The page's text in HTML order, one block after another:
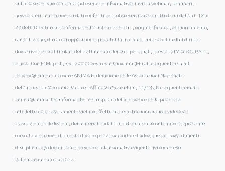
sulla base del suo consenso (ad esempio informative, inviti a webinar, seminari,
newsletter). In relazione ai dati conferiti Lei potrà esercitare i diritti di cui dall'art. 12 a
22 del GDPR tra cui: conferma dell'esistenza dei dati, origine, finalità, aggiornamento,
cancellazione, diritto di opposizione, portabilità, reclamo. Per esercitare tali diritti
dovrà rivolgersi al Titolare del trattamento dei Dati personali, presso ICIM GROUP S.r.l.,
Piazza Don E. Mapelli, 75 - 20099 Sesto San Giovanni (MI) alla seguente e-mail
privacy@icimgroup.com e ANIMA Federazione delle Associazioni Nazionali
dell'Industria Meccanica Varia ed Affine Via Scarsellini, 11/13 alla seguente email -
anima@anima.it Si informa che, nel rispetto della privacy e della proprietà
intellettuale, è severamente vietato effettuare registrazioni audio o video e/o
trascrizioni delle lezioni, dei materiali didattici, e di qualsiasi contenuto del presente
corso. La violazione di questo divieto potrà comportare l'adozione di provvedimenti
disciplinari e/o legali, come previsto dalla normativa vigente, ivi compreso
l’allontanamento dal corso.